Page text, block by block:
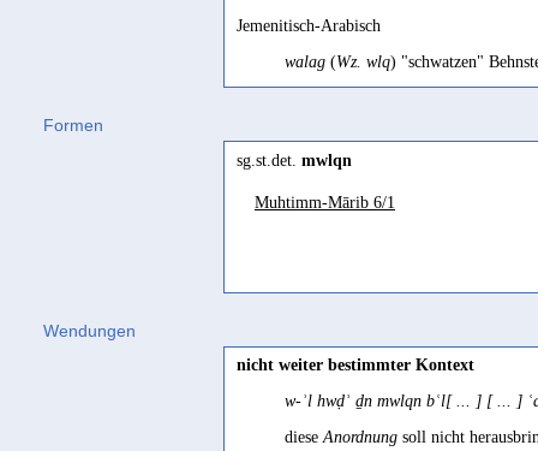
Jemenitisch-Arabisch
walag (Wz. wlq) "schwatzen"
b´ɔtləḳ (b-)
1981 291
Formen
sg.st.det. mwlqn
Muhtimm-Mārib 6/1
Wendungen
nicht weiter bestimmter Kontext
w-ʾl hwḍʾ ḏn mwlqn bʿl[ ... ] [ ... ]
dieseAnordnung soll nicht